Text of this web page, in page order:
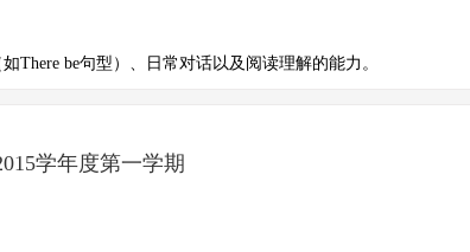
There be句型）、日常对话以及阅读理解的能力。
学年度第一学期